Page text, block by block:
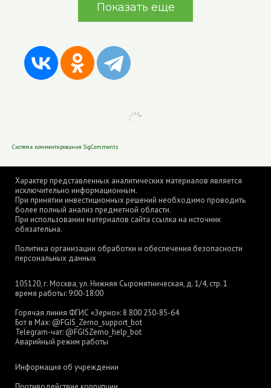
Показать еще
Характер представленных аналитических материалов является
исключительно информационным.
При принятии инвестиционных решений необходимо проводить
более полный анализ предметной области.
При использовании материалов сайта ссылка на источник
обязательна.
Политика организации обработки и обеспечения безопасности
персональных данных
105120, г. Москва, ул. Нижняя Сыромятническая, д. 1/4, стр. 1
время работы: 9:00-18:00
Горячая линия ФГИС «Зерно»: 8 800 250-85-64
Бот в Max: @FGIS_Zerno_support_bot
Telegram-чат: @FGISZerno_help_bot
Аварийный режим работы
Информация об учреждении